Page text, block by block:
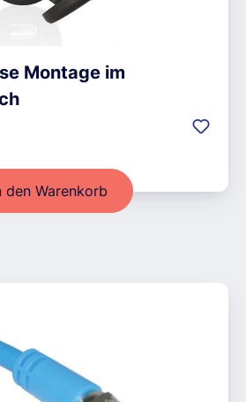
Montage im
den Warenkorb